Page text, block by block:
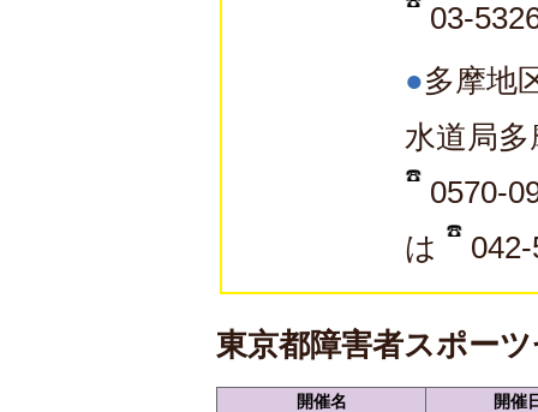
03-
●多摩地
水道局
0570-
は
東京都障害者スポー
開催名 開催